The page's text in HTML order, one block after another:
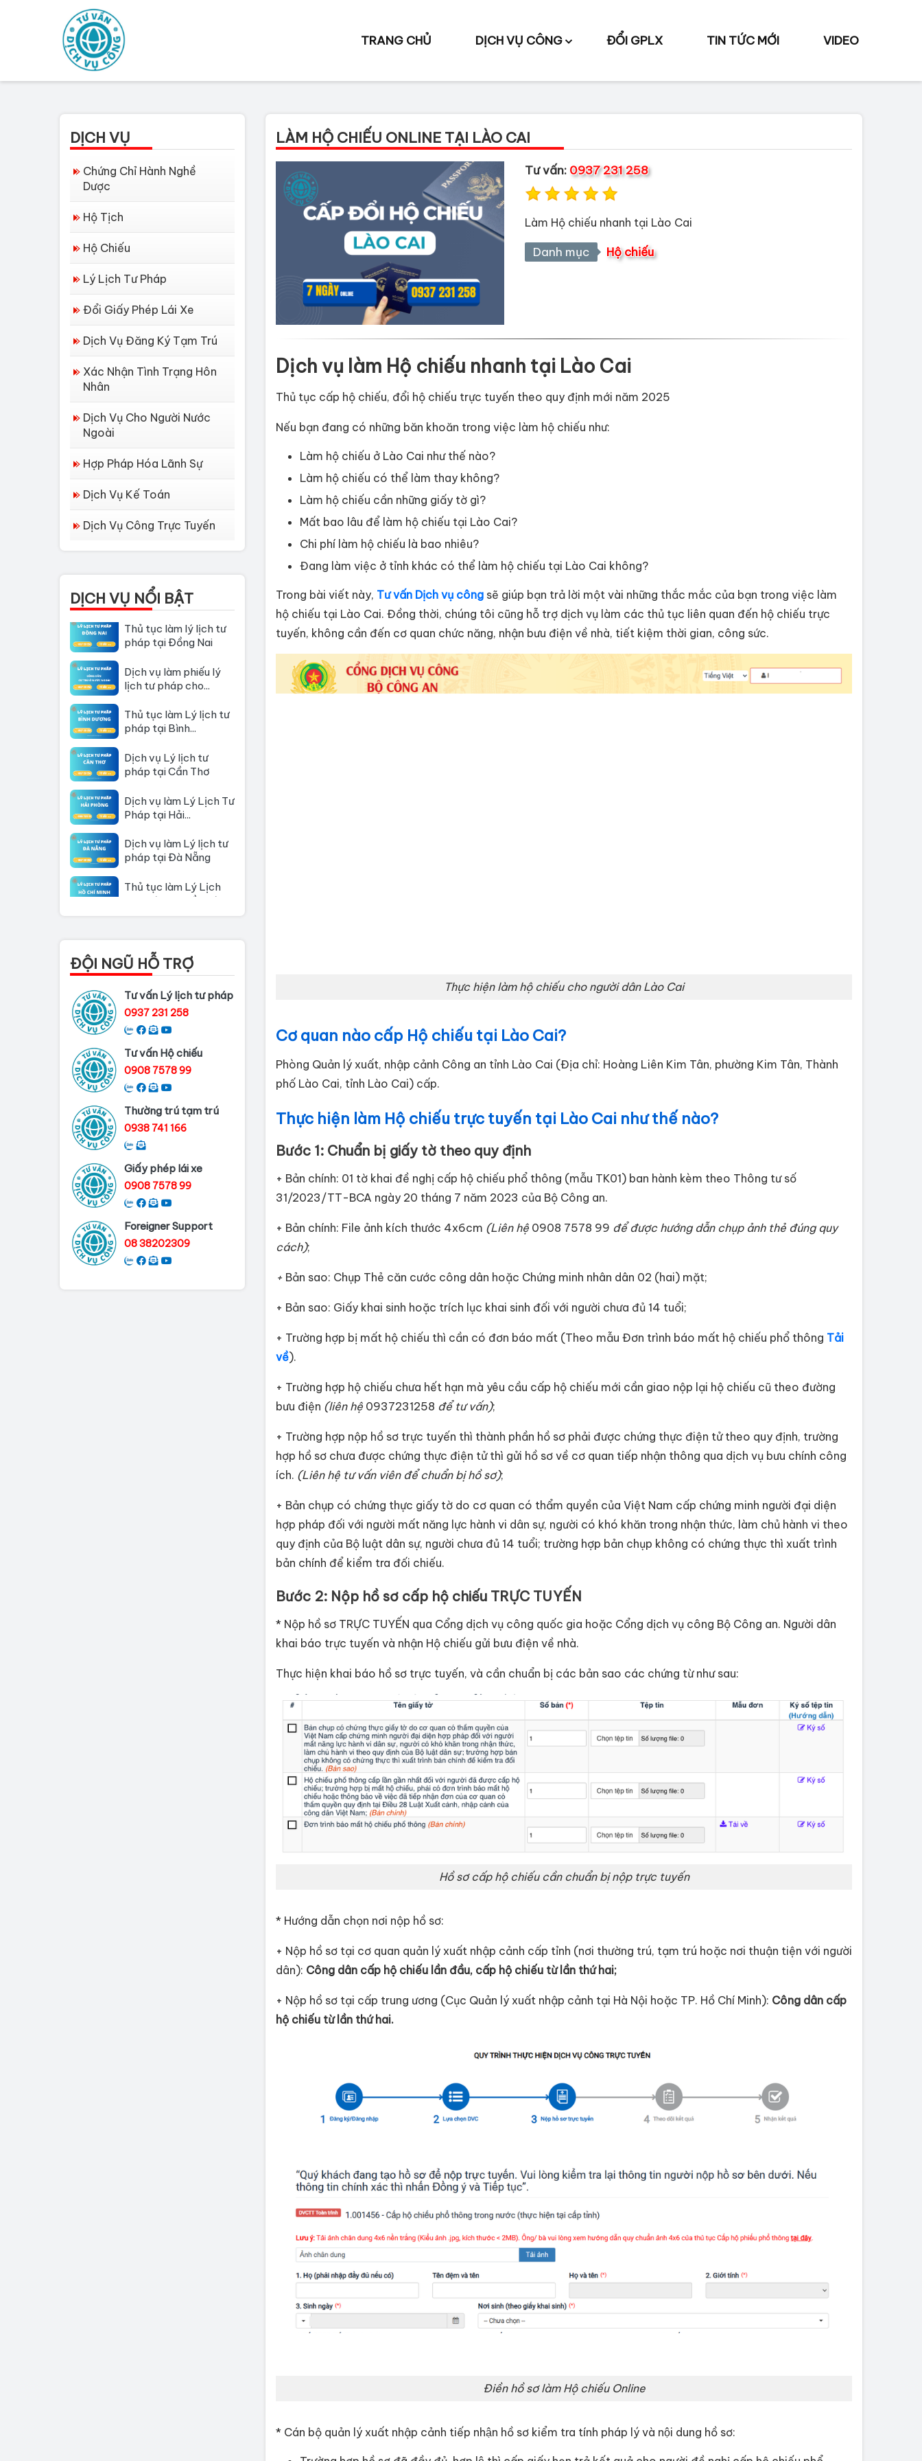
TRANG CHỦ DỊCH VỤ CÔNG ĐỔI GPLX TIN TỨC MỚI VIDEO
LÀM HỘ CHIẾU ONLINE TẠI LÀO CAI
Tư vấn: 0937 231 258
Làm Hộ chiếu nhanh tại Lào Cai
Danh mục Hộ chiếu
Dịch vụ làm Hộ chiếu nhanh tại Lào Cai
Thủ tục cấp hộ chiếu, đổi hộ chiếu trực tuyến theo quy định mới năm 2025
Nếu bạn đang có những băn khoăn trong việc làm hộ chiếu như:
Làm hộ chiếu ở Lào Cai như thế nào?
Làm hộ chiếu có thể làm thay không?
Làm hộ chiếu cần những giấy tờ gì?
Mất bao lâu để làm hộ chiếu tại Lào Cai?
Chi phí làm hộ chiếu là bao nhiêu?
Đang làm việc ở tỉnh khác có thể làm hộ chiếu tại Lào Cai không?
Trong bài viết này, Tư vấn Dịch vụ công sẽ giúp bạn trả lời một vài những thắc mắc của bạn trong việc làm
hộ chiếu tại Lào Cai. Đồng thời, chúng tôi cũng hỗ trợ dịch vụ làm các thủ tục liên quan đến hộ chiếu trực
tuyến, không cần đến cơ quan chức năng, nhận bưu điện về nhà, tiết kiệm thời gian, công sức.
Thực hiện làm hộ chiếu cho người dân Lào Cai
Cơ quan nào cấp Hộ chiếu tại Lào Cai?
Phòng Quản lý xuất, nhập cảnh Công an tỉnh Lào Cai (Địa chỉ: Hoàng Liên Kim Tân, phường Kim Tân, Thành
phố Lào Cai, tỉnh Lào Cai) cấp.
Thực hiện làm Hộ chiếu trực tuyến tại Lào Cai như thế nào?
Bước 1: Chuẩn bị giấy tờ theo quy định
+ Bản chính: 01 tờ khai đề nghị cấp hộ chiếu phổ thông (mẫu TK01) ban hành kèm theo Thông tư số
31/2023/TT-BCA ngày 20 tháng 7 năm 2023 của Bộ Công an.
+ Bản chính: File ảnh kích thước 4x6cm (Liên hệ 0908 7578 99 để được hướng dẫn chụp ảnh thẻ đúng quy
cách);
+ Bản sao: Chụp Thẻ căn cước công dân hoặc Chứng minh nhân dân 02 (hai) mặt;
+ Bản sao: Giấy khai sinh hoặc trích lục khai sinh đối với người chưa đủ 14 tuổi;
+ Trường hợp bị mất hộ chiếu thì cần có đơn báo mất (Theo mẫu Đơn trình báo mất hộ chiếu phổ thông Tải
về).
+ Trường hợp hộ chiếu chưa hết hạn mà yêu cầu cấp hộ chiếu mới cần giao nộp lại hộ chiếu cũ theo đường
bưu điện (liên hệ 0937231258 để tư vấn);
+ Trường hợp nộp hồ sơ trực tuyến thì thành phần hồ sơ phải được chứng thực điện tử theo quy định, trường
hợp hồ sơ chưa được chứng thực điện tử thì gửi hồ sơ về cơ quan tiếp nhận thông qua dịch vụ bưu chính công
ích. (Liên hệ tư vấn viên để chuẩn bị hồ sơ);
+ Bản chụp có chứng thực giấy tờ do cơ quan có thẩm quyền của Việt Nam cấp chứng minh người đại diện
hợp pháp đối với người mất năng lực hành vi dân sự, người có khó khăn trong nhận thức, làm chủ hành vi theo
quy định của Bộ luật dân sự, người chưa đủ 14 tuổi; trường hợp bản chụp không có chứng thực thì xuất trình
bản chính để kiểm tra đối chiếu.
Bước 2: Nộp hồ sơ cấp hộ chiếu TRỰC TUYẾN
* Nộp hồ sơ TRỰC TUYẾN qua Cổng dịch vụ công quốc gia hoặc Cổng dịch vụ công Bộ Công an. Người dân
khai báo trực tuyến và nhận Hộ chiếu gửi bưu điện về nhà.
Thực hiện khai báo hồ sơ trực tuyến, và cần chuẩn bị các bản sao các chứng từ như sau:
Hồ sơ cấp hộ chiếu cần chuẩn bị nộp trực tuyến
* Hướng dẫn chọn nơi nộp hồ sơ:
+ Nộp hồ sơ tại cơ quan quản lý xuất nhập cảnh cấp tỉnh (nơi thường trú, tạm trú hoặc nơi thuận tiện với người
dân): Công dân cấp hộ chiếu lần đầu, cấp hộ chiếu từ lần thứ hai;
+ Nộp hồ sơ tại cấp trung ương (Cục Quản lý xuất nhập cảnh tại Hà Nội hoặc TP. Hồ Chí Minh): Công dân cấp
hộ chiếu từ lần thứ hai.
Điền hồ sơ làm Hộ chiếu Online
* Cán bộ quản lý xuất nhập cảnh tiếp nhận hồ sơ kiểm tra tính pháp lý và nội dung hồ sơ:
DỊCH VỤ
Chứng Chỉ Hành Nghề
Dược
Hộ Tịch
Hộ Chiếu
Lý Lịch Tư Pháp
Đổi Giấy Phép Lái Xe
Dịch Vụ Đăng Ký Tạm Trú
Xác Nhận Tình Trạng Hôn
Nhân
Dịch Vụ Cho Người Nước
Ngoài
Hợp Pháp Hóa Lãnh Sự
Dịch Vụ Kế Toán
Dịch Vụ Công Trực Tuyến
DỊCH VỤ NỔI BẬT
Dịch vụ làm Lý lịch tư
Tư Pháp tại Hồ Chí...
Thủ tục làm lý lịch tư
pháp tại Đồng Nai
lịch tư pháp cho...
pháp tại Bình...
pháp tại Cần Thơ
Pháp tại Hải...
pháp tại Đà Nẵng
Tư Pháp tại Hồ Chí...
Thủ tục làm lý lịch tư
Dịch vụ làm phiếu lý
lịch tư pháp cho...
Thủ tục làm Lý lịch tư
pháp tại Bình...
Dịch vụ Lý lịch tư
pháp tại Cần Thơ
Dịch vụ làm Lý Lịch Tư
ĐỘI NGŨ HỖ TRỢ
Tư vấn Lý lịch tư pháp
0937 231 258
Tư vấn Hộ chiếu
0908 7578 99
Thường trú tạm trú
0938 741 166
Giấy phép lái xe
0908 7578 99
Foreigner Support
08 38202309